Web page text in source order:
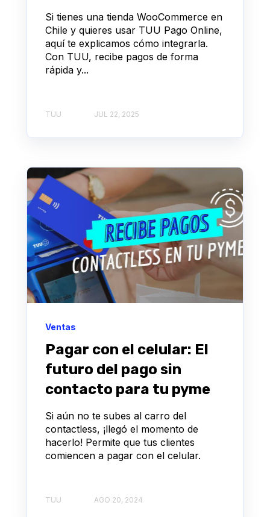
Si tienes una tienda WooCommerce en
Chile y quieres usar TUU Pago Online,
aquí te explicamos cómo integrarla.
Con TUU, recibe pagos de forma
rápida y...
TUU JUL 22, 2025
Ventas
Pagar con el celular: El
futuro del pago sin
contacto para tu pyme
Si aún no te subes al carro del
contactless, ¡llegó el momento de
hacerlo! Permite que tus clientes
comiencen a pagar con el celular.
TUU AGO 20, 2024